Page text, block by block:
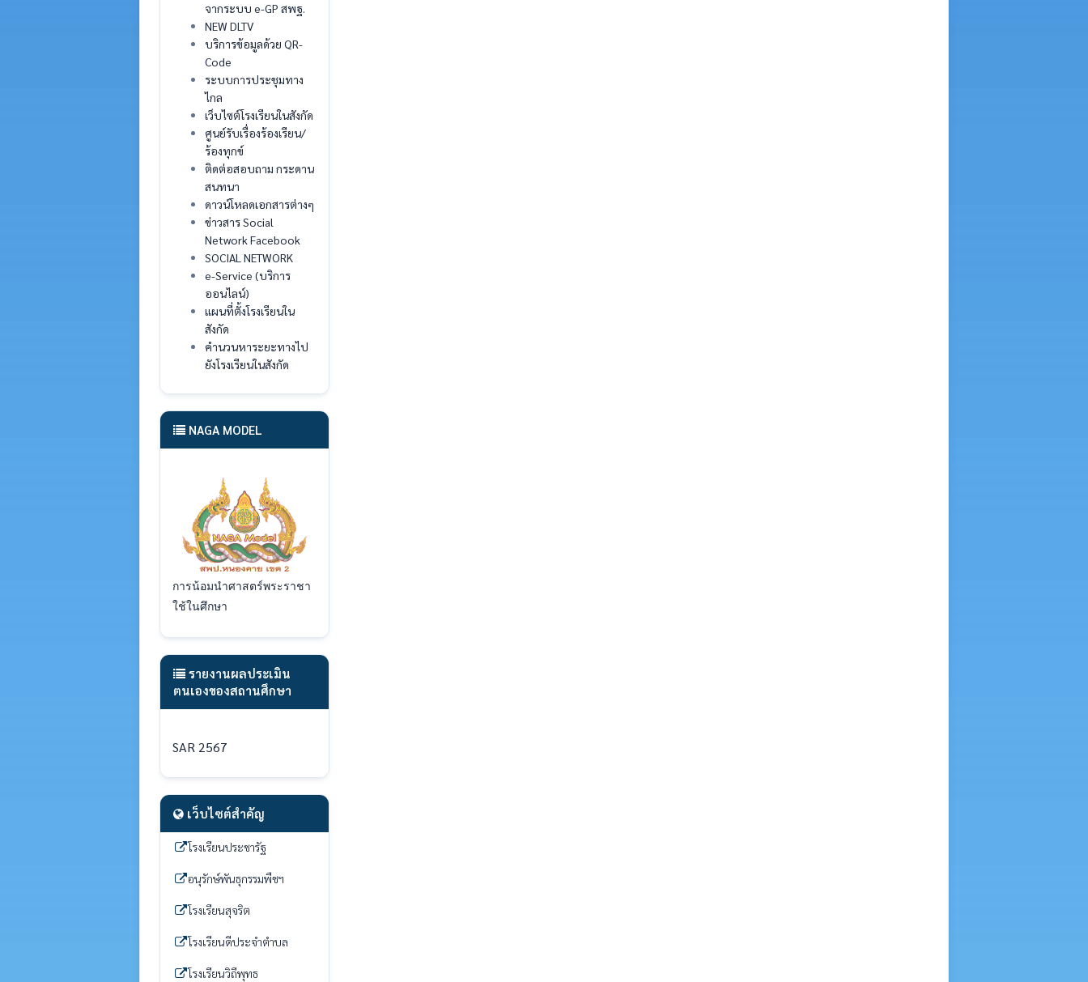
จากระบบ e-GP สพฐ.
NEW DLTV
บริการข้อมูลด้วย QR-
Code
ระบบการประชุมทาง
ไกล
เว็บไซต์โรงเรียนในสังกัด
ศูนย์รับเรื่องร้องเรียน/
ร้องทุกข์
ติดต่อสอบถาม กระดาน
สนทนา
ดาวน์โหลดเอกสารต่างๆ
ข่าวสาร Social
Network Facebook
SOCIAL NETWORK
e-Service (บริการ
ออนไลน์)
แผนที่ตั้งโรงเรียนใน
สังกัด
คำนวนหาระยะทางไป
ยังโรงเรียนในสังกัด
NAGA MODEL
การน้อมนำศาสตร์พระราชา
ใช้ในศึกษา
รายงานผลประเมิน
ตนเองของสถานศึกษา
SAR 2567
เว็บไซต์สำคัญ
โรงเรียนประชารัฐ
อนุรักษ์พันธุกรรมพืชฯ
โรงเรียนสุจริต
โรงเรียนดีประจำตำบล
โรงเรียนวิถีพุทธ